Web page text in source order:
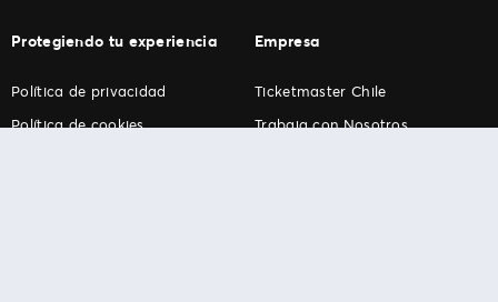
Protegiendo tu experiencia
Política de privacidad
Política de cookies
Empresa
Ticketmaster Chile
Trabaja con Nosotros